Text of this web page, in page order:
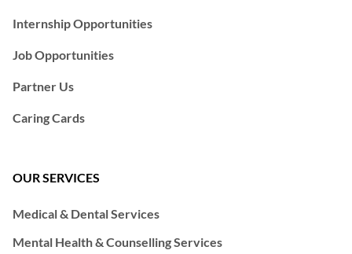
Internship Opportunities
Job Opportunities
Partner Us
Caring Cards
OUR SERVICES
Medical & Dental Services
Mental Health & Counselling Services